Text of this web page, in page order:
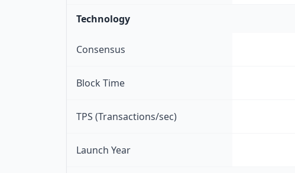
Technology
Consensus
Block Time
TPS (Transactions/sec)
Launch Year